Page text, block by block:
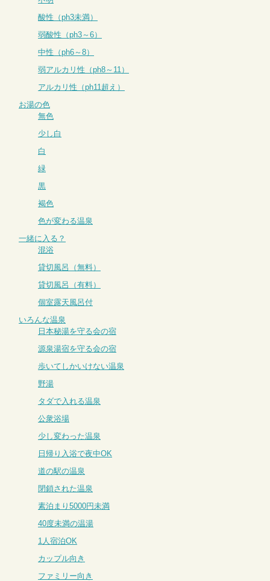
酸性（ph3未満）
弱酸性（ph3～6）
中性（ph6～8）
弱アルカリ性（ph8～11）
アルカリ性（ph11超え）
お湯の色
無色
少し白
白
緑
黒
褐色
色が変わる温泉
一緒に入る？
混浴
貸切風呂（無料）
貸切風呂（有料）
個室露天風呂付
いろんな温泉
日本秘湯を守る会の宿
源泉湯宿を守る会の宿
歩いてしかいけない温泉
野湯
タダで入れる温泉
公衆浴場
少し変わった温泉
日帰り入浴で夜中OK
道の駅の温泉
閉鎖された温泉
素泊まり5000円未満
40度未満の温湯
1人宿泊OK
カップル向き
ファミリー向き